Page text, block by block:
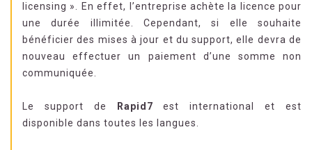
licensing ». En effet, l’entreprise achète la licence pour
une durée illimitée. Cependant, si elle souhaite
bénéficier des mises à jour et du support, elle devra de
nouveau effectuer un paiement d’une somme non
communiquée.
Le support de Rapid7 est international et est
disponible dans toutes les langues.